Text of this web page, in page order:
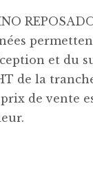
et du
de la
de vente